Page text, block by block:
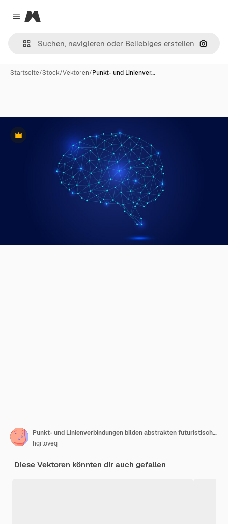
Close menu
Magnific
Nach
Startseite/Stock/Vektoren/Punkt- und Linienver…
Premium
Punkt- und Linienverbindungen bilden abstrakten futuristischen Wissenschafts- und Technologiehintergrund des Gehirns
hqrloveq
Diese Vektoren könnten dir auch gefallen